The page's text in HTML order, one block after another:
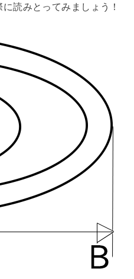
読みとってみましょう！